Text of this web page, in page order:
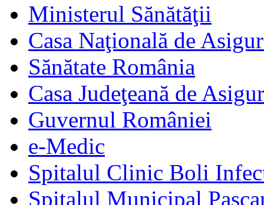
Ministerul Sănătăţii
Casa Naţională de
Sănătate România
Casa Judeţeană de
Guvernul României
e-Medic
Spitalul Clinic Boli
Spitalul Municipal